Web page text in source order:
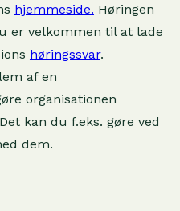
hjemmeside. Høringen
er velkommen til at lade
høringssvar.
af en
organisationen
kan du f.eks. gøre ved
dem.